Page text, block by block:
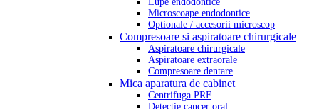
Microscoape endodontice
Optionale / accesorii microscop
Compresoare si aspiratoare chirurgicale
Aspiratoare chirurgicale
Aspiratoare extraorale
Compresoare dentare
Mica aparatura de cabinet
Centrifuga PRF
Detectie cancer oral